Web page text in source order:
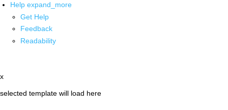
Help expand_more
Get Help
Feedback
Readability
x
selected template will load here